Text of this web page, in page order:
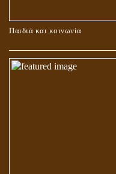
Παιδιά και κοινωνία